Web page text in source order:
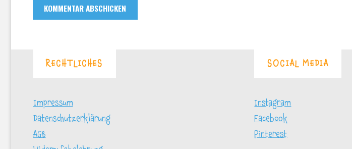
RECHTLICHES
Impressum
Datenschutzerklärung
AGB
SOCIAL MEDIA
Instagram
Facebook
Pinterest